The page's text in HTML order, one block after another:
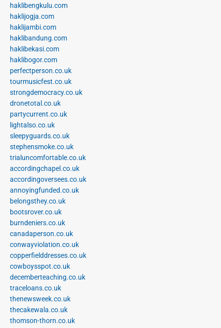
haklibengkulu.com
haklijogja.com
haklijambi.com
haklibandung.com
haklibekasi.com
haklibogor.com
perfectperson.co.uk
tourmusicfest.co.uk
strongdemocracy.co.uk
dronetotal.co.uk
partycurrent.co.uk
lightalso.co.uk
sleepyguards.co.uk
stephensmoke.co.uk
trialuncomfortable.co.uk
accordingchapel.co.uk
accordingoversees.co.uk
annoyingfunded.co.uk
belongsthey.co.uk
bootsrover.co.uk
burndeniers.co.uk
canadaperson.co.uk
conwayviolation.co.uk
copperfielddresses.co.uk
cowboysspot.co.uk
decemberteaching.co.uk
traceloans.co.uk
thenewsweek.co.uk
thecakewala.co.uk
thomson-thorn.co.uk